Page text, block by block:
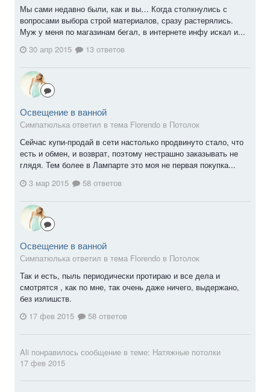
Мы сами недавно были, как и вы… Когда столкнулись с
вопросами выбора строй материалов, сразу растерялись.
Муж у меня по магазинам бегал, в интернете инфу искал и...
30 апр 2015
13 ответов
Освещение в ванной
Симпатюлька ответил в тема Florendo в Потолок
Сейчас купи-продай в сети настолько продвинуто стало, что
есть и обмен, и возврат, поэтому нестрашно заказывать не
глядя. Тем более в Лампарте это моя не первая покупка...
3 мар 2015
58 ответов
Освещение в ванной
Симпатюлька ответил в тема Florendo в Потолок
Так и есть, пыль периодически протираю и все дела и
смотрятся , как по мне, так очень даже ничего, выдержано,
без излишств.
17 фев 2015
58 ответов
Ali понравилось сообщение в теме: Натяжные потолки
17 фев 2015